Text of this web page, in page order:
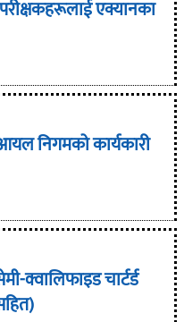
एक्यानका
निगमको कार्यकारी
क्वालिफाइड चार्टर्ड